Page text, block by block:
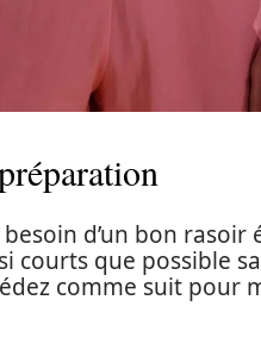
d’un bon rasoir
courts que possible
comme suit pour